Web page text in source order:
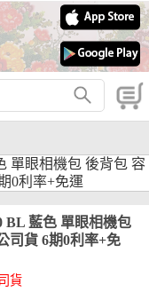
BL 藍色 單眼相機包
司貨 6期0利率+免
貨
』 與 『信用卡零利率
一銀行、華南銀行、
邦銀行、國泰世華、
豐銀行、華泰銀行、
、玉山銀行、凱基銀
、安泰銀行、中國信
一銀行、華南銀行、